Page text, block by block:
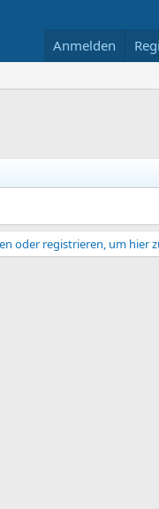
Anmelden
oder registrieren, um hier